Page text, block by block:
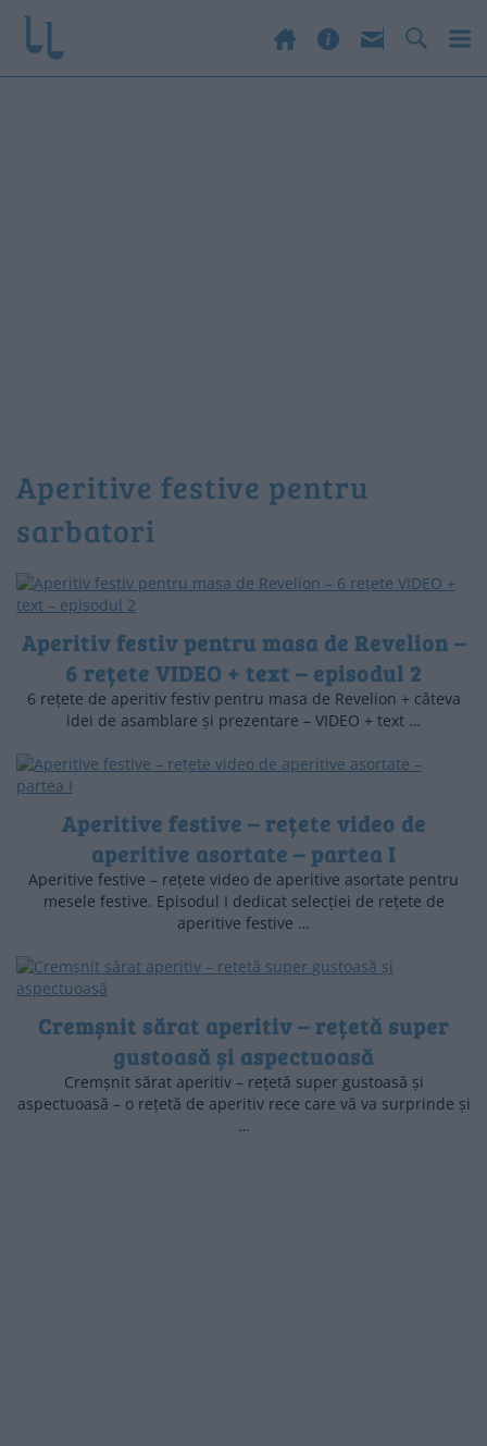
aperitive festive pentru
sarbatori
Aperitiv festiv pentru masa de Revelion –
6 rețete VIDEO + text – episodul 2
6 rețete de aperitiv festiv pentru masa de Revelion + câteva
idei de asamblare și prezentare – VIDEO + text …
Aperitive festive – rețete video de
aperitive asortate – partea I
Aperitive festive – rețete video de aperitive asortate pentru
mesele festive. Episodul I dedicat selecției de rețete de
aperitive festive …
Cremșnit sărat aperitiv – rețetă super
gustoasă și aspectuoasă
Cremșnit sărat aperitiv – rețetă super gustoasă și
aspectuoasă – o rețetă de aperitiv rece care vă va surprinde și
…